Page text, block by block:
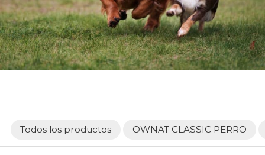
Todos los productos OWNAT CLASSIC PERRO